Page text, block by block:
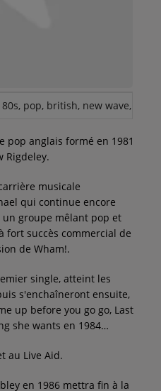
80s, pop, british, new wave,
pop anglais formé en 1981
Rigdeley.
musicale
qui continue encore
groupe mêlant pop et
fort succès commercial de
de Wham!.
single, atteint les
s'enchaîneront ensuite,
up before you go go, Last
she wants en 1984…
au Live Aid.
en 1986 mettra fin à la